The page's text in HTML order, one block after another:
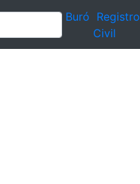
Buró Registro
Civil